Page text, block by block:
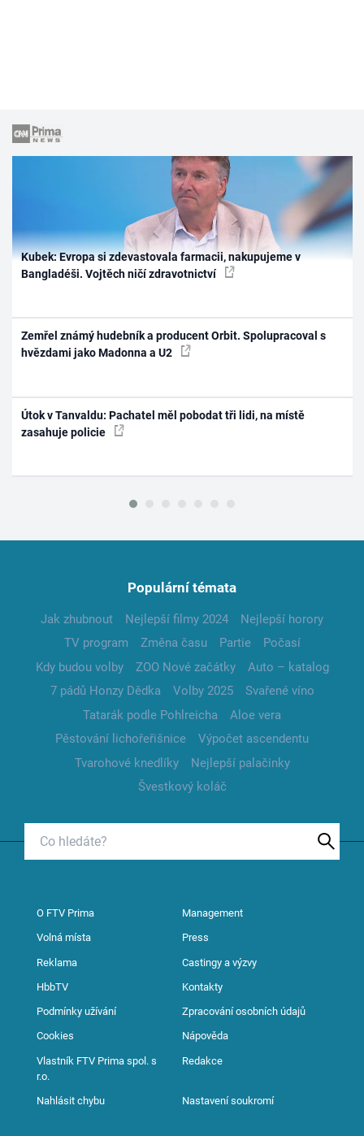
Kubek: Evropa si zdevastovala farmacii, nakupujeme v
Bangladéši. Vojtěch ničí zdravotnictví
Zemřel známý hudebník a producent Orbit. Spolupracoval s
hvězdami jako Madonna a U2
Útok v Tanvaldu: Pachatel měl pobodat tři lidi, na místě
zasahuje policie
Populární témata
Jak zhubnout Nejlepší filmy 2024
Nejlepší horory
TV program
Změna času Partie
Počasí
Kdy budou volby
ZOO Nové začátky
Auto – katalog
7 pádů Honzy Dědka
Volby 2025
Svařené víno
Tatarák podle Pohlreicha
Aloe vera
Pěstování lichořeřišnice
Výpočet ascendentu
Tvarohové knedlíky
Nejlepší palačinky
Švestkový koláč
O FTV Prima Management
Volná místa Press
Reklama Castingy a výzvy
HbbTV Kontakty
Podmínky užívání Zpracování osobních údajů
Cookies Nápověda
Vlastník FTV Prima spol. s
r.o.
Redakce
Nahlásit chybu Nastavení soukromí